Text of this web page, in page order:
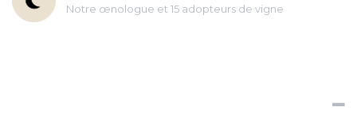
Notre œnologue et 15 adopteurs de vigne